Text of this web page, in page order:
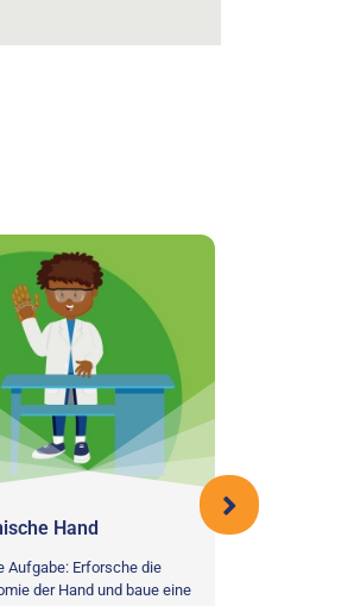
Hand
Aufgabe: Erforsche die
der Hand und baue eine
Agility-